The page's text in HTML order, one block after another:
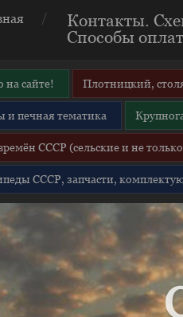
Контакты.
Способы
на сайте! Плотницкий,
и печная тематика
СССР (сельские и не
СССР, запчасти,